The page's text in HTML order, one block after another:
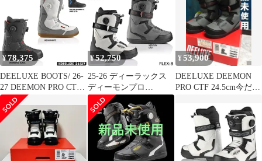
タムサーモインナー
SNOWBOARD 2024-
2025冬新作 スノー
ボード ブーツ
ラックス 土日祝発送
OK 13000
¥78,375
DEELUXE BOOTS/ 26‐
27 DEEMON PRO CTF
サーモフィット デ
ィーラックス ディー
モンプロ 2027
DEELUXE日本正規
品 保証書付【サーモ
インナー 店舗にて熱
¥52,750
25-26 ディーラックス
ディーモンプロ
DEELUXE DEEMON
PRO CTF スノーボード
靴 25-26-BT-DEE ブリ
ザード 21.5 22.5 23.5
24.5 25.5 26.5 27.5 28.5
29.5 30.5
¥53,900
DEELUXE DEEMON
PRO CTF 24.5cm今だけ